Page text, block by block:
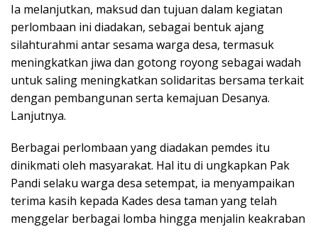
Ia melanjutkan, maksud dan tujuan dalam kegiatan
perlombaan ini diadakan, sebagai bentuk ajang
silahturahmi antar sesama warga desa, termasuk
meningkatkan jiwa dan gotong royong sebagai wadah
untuk saling meningkatkan solidaritas bersama terkait
dengan pembangunan serta kemajuan Desanya.
Lanjutnya.
Berbagai perlombaan yang diadakan pemdes itu
dinikmati oleh masyarakat. Hal itu di ungkapkan Pak
Pandi selaku warga desa setempat, ia menyampaikan
terima kasih kepada Kades desa taman yang telah
menggelar berbagai lomba hingga menjalin keakraban